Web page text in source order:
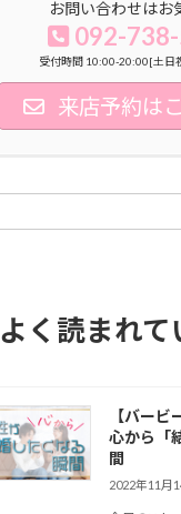
お問い合わせはお
092-
受付時間 10:00-20:00[土日
来店予約は
よく読まれて
【バー
心から「
間
2022年11月